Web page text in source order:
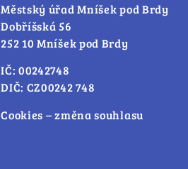
Městský úřad Mníšek pod Brdy
Dobříšská 56
252 10 Mníšek pod Brdy
IČ: 00242748
DIČ: CZ00242 748
Cookies – změna souhlasu